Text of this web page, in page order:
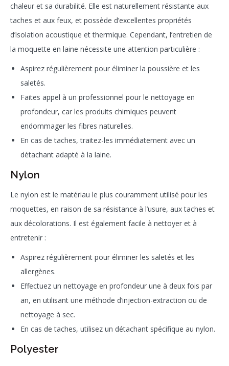
chaleur et sa durabilité. Elle est naturellement résistante aux
taches et aux feux, et possède d’excellentes propriétés
d’isolation acoustique et thermique. Cependant, l’entretien de
la moquette en laine nécessite une attention particulière :
Aspirez régulièrement pour éliminer la poussière et les
saletés.
Faites appel à un professionnel pour le nettoyage en
profondeur, car les produits chimiques peuvent
endommager les fibres naturelles.
En cas de taches, traitez-les immédiatement avec un
détachant adapté à la laine.
Nylon
Le nylon est le matériau le plus couramment utilisé pour les
moquettes, en raison de sa résistance à l’usure, aux taches et
aux décolorations. Il est également facile à nettoyer et à
entretenir :
Aspirez régulièrement pour éliminer les saletés et les
allergènes.
Effectuez un nettoyage en profondeur une à deux fois par
an, en utilisant une méthode d’injection-extraction ou de
nettoyage à sec.
En cas de taches, utilisez un détachant spécifique au nylon.
Polyester